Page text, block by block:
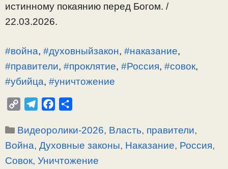
истинному покаянию перед Богом. /
22.03.2026.
#война, #духовныйзакон, #наказание,
#правители, #проклятие, #Россия, #совок,
#убийца, #уничтожение
p
y
l
e
g
c
e
п
р
Рубрики
Видеоролики-2026, Власть, правители,
Война, Духовные законы, Наказание, Россия,
Совок, Уничтожение